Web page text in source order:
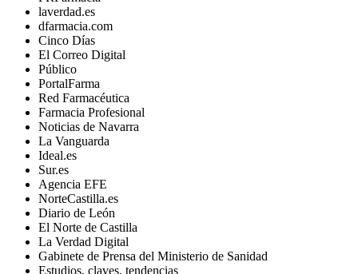
laverdad.es
dfarmacia.com
Cinco Días
El Correo Digital
Público
PortalFarma
Red Farmacéutica
Farmacia Profesional
Noticias de Navarra
La Vanguarda
Ideal.es
Sur.es
Agencia EFE
NorteCastilla.es
Diario de León
El Norte de Castilla
La Verdad Digital
Gabinete de Prensa del Ministerio de Sanidad
Estudios, claves, tendencias